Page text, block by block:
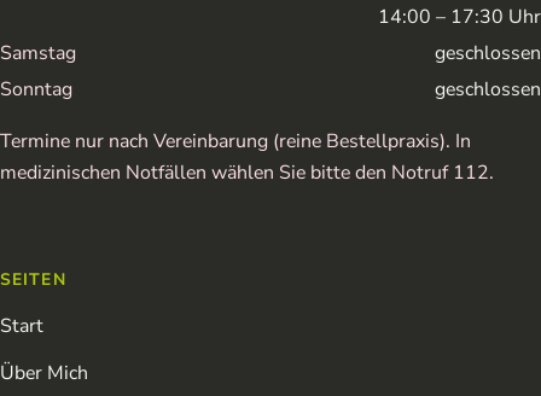
14:00 – 17:30 Uhr
Samstag
geschlossen
Sonntag
geschlossen
Termine nur nach Vereinbarung (reine Bestellpraxis). In
medizinischen Notfällen wählen Sie bitte den Notruf 112.
SEITEN
Start
Über Mich